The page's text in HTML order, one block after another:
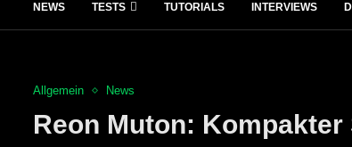
NEWS TESTS TUTORIALS INTERVIEWS
Allgemein News
Reon Muton: